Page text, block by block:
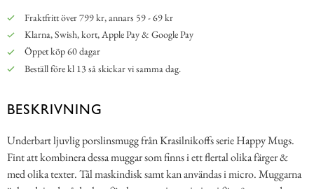
Fraktfritt över 799 kr, annars 59 - 69 kr
Klarna, Swish, kort, Apple Pay & Google Pay
Öppet köp 60 dagar
Beställ före kl 13 så skickar vi samma dag.
BESKRIVNING
Underbart ljuvlig porslinsmugg från Krasilnikoffs serie Happy Mugs.
Fint att kombinera dessa muggar som finns i ett flertal olika färger &
med olika texter. Tål maskindisk samt kan användas i micro. Muggarna